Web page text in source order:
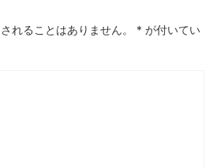
れることはありません。 * が付いてい